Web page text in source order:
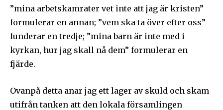
”mina arbetskamrater vet inte att jag är kristen”
formulerar en annan; ”vem ska ta över efter oss”
funderar en tredje; ”mina barn är inte med i
kyrkan, hur jag skall nå dem” formulerar en
fjärde.
Ovanpå detta anar jag ett lager av skuld och skam
utifrån tanken att den lokala församlingen